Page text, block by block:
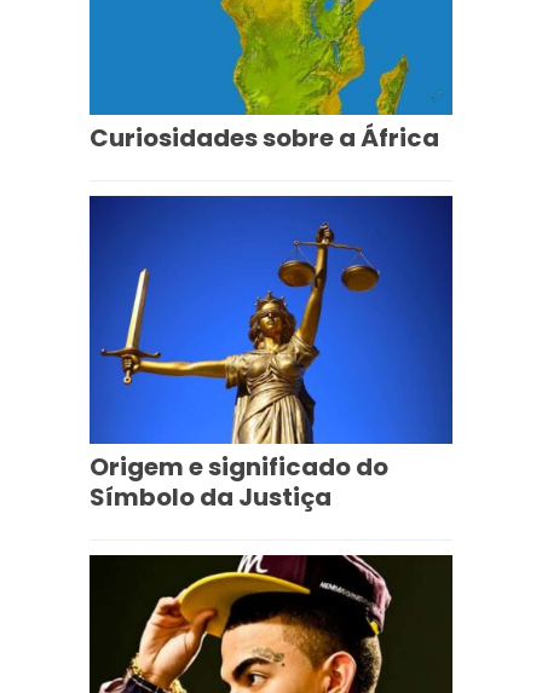
Curiosidades sobre a África
Origem e significado do
Símbolo da Justiça